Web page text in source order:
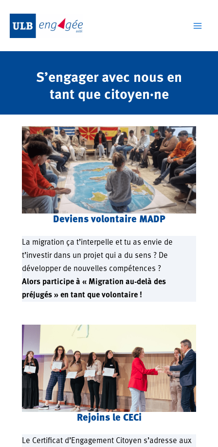
contenu
S’engager avec nous en
tant que citoyen·ne
Deviens volontaire MADP
La migration ça t’interpelle et tu as envie de
t’investir dans un projet qui a du sens ? De
développer de nouvelles compétences ?
Alors participe à « Migration au-delà des
préjugés » en tant que volontaire !
Rejoins le CECi
Le Certificat d’Engagement Citoyen s’adresse aux